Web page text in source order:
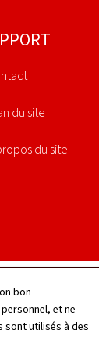
bon
et ne
sont utilisés à des
du site
du site